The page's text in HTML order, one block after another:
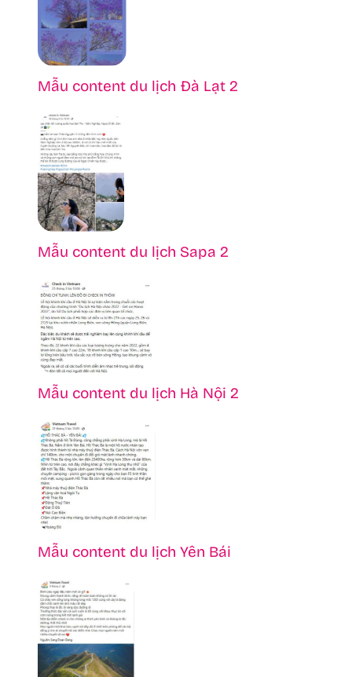
Mẫu content du lịch Đà Lạt 2
Mẫu content du lịch Sapa 2
Mẫu content du lịch Hà Nội 2
Mẫu content du lịch Yên Bái